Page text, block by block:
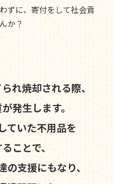
ずに、寄付をして社会貢
か？
れ焼却される際、
発生します。
ていた不用品を
ことで、
支援にもなり、